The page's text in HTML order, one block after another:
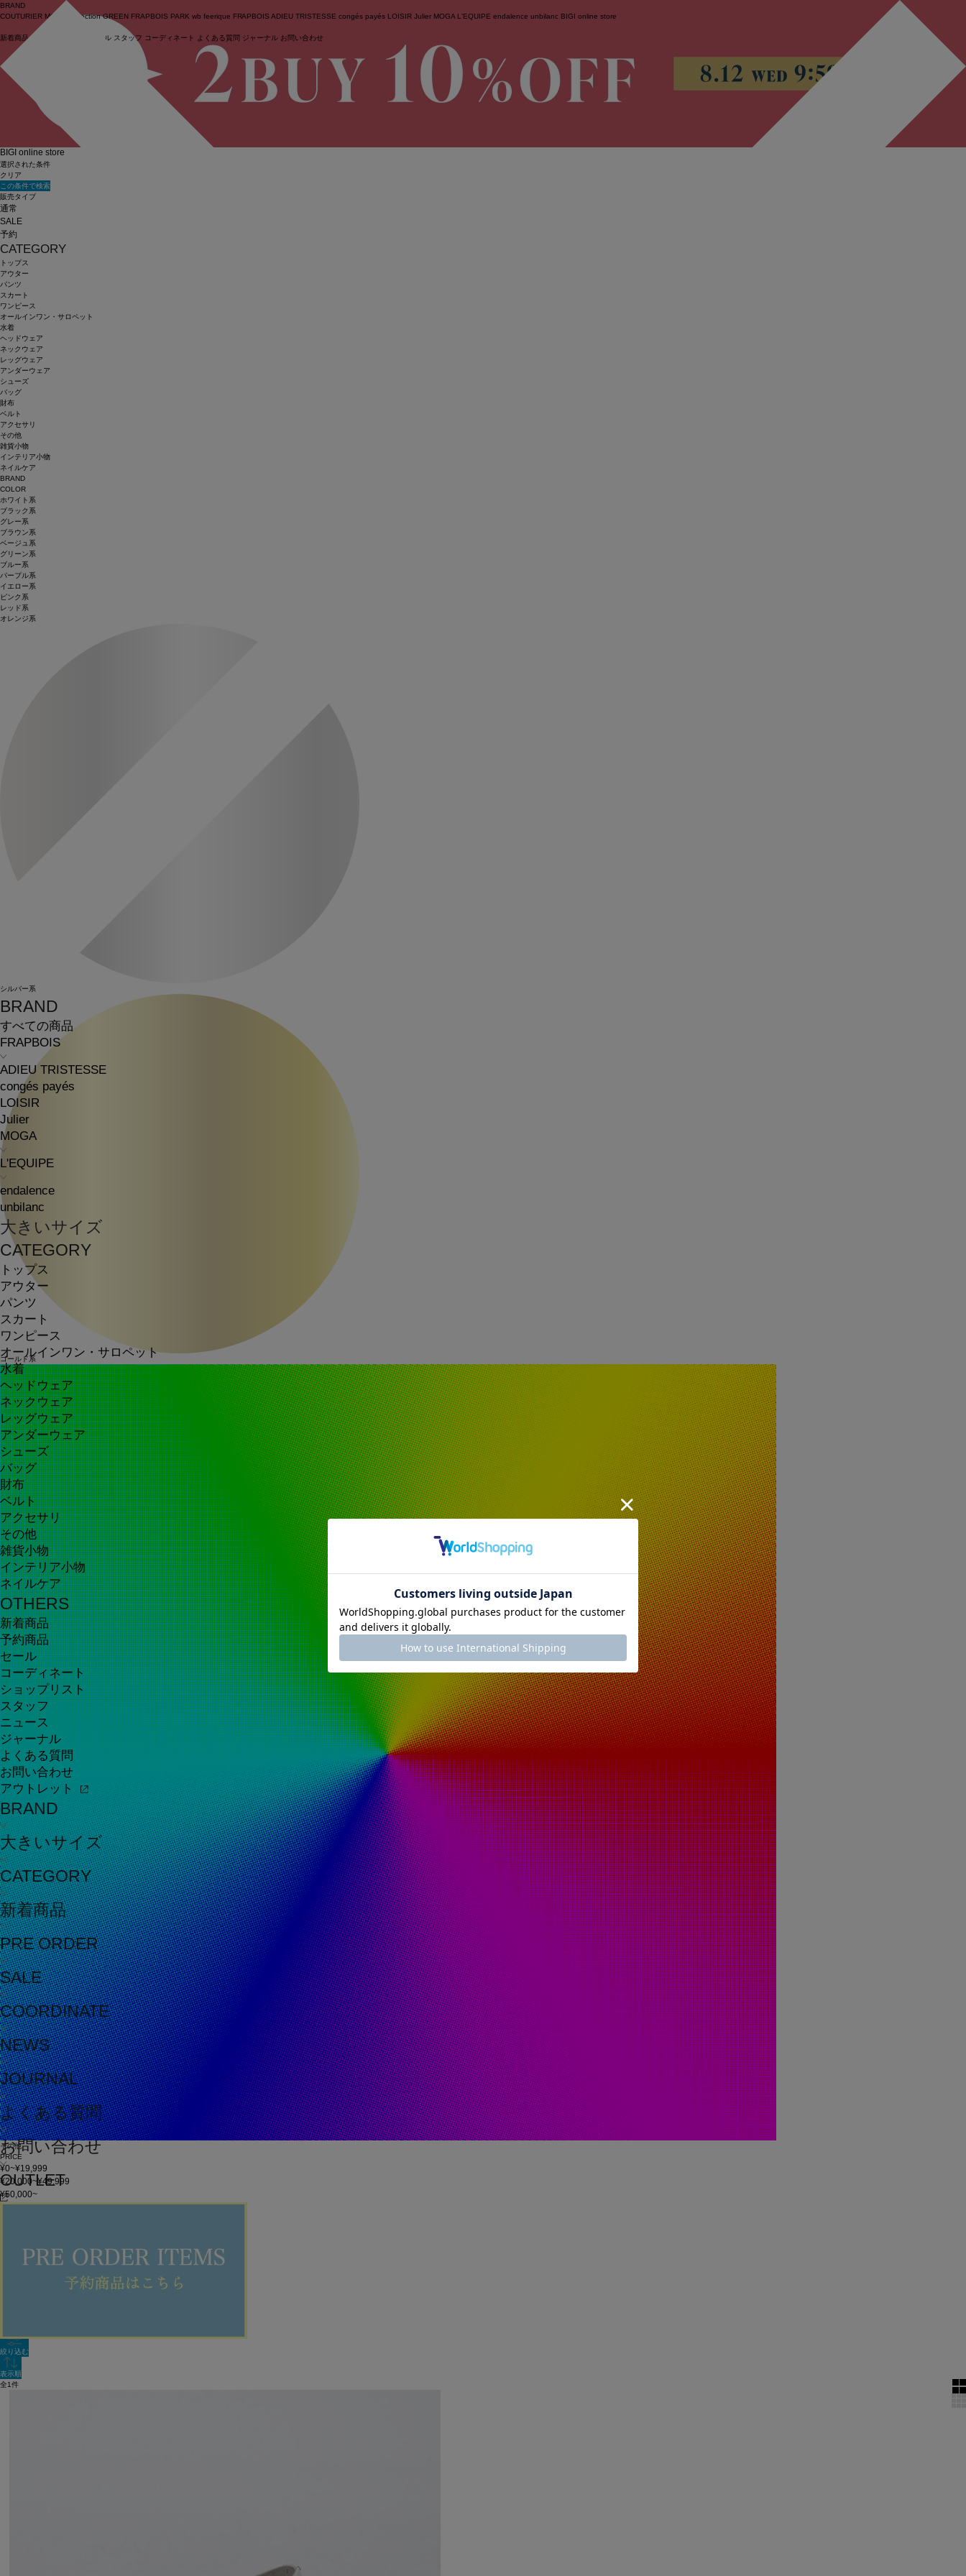
ログイン
BRAND
COUTURIER MOGA Collection GREEN FRAPBOIS PARK wb feerique FRAPBOIS ADIEU TRISTESSE congés payés LOISIR Julier MOGA L'EQUIPE endalence unbilanc BIGI online store
新着商品 (ライブ) セール スタッフ コーディネート よくある質問 ジャーナル お問い合わせ
BRAND
すべての商品
FRAPBOIS
ADIEU TRISTESSE
congés payés
LOISIR
Julier
MOGA
L'EQUIPE
endalence
unbilanc
大きいサイズ
CATEGORY
トップス
アウター
パンツ
スカート
ワンピース
オールインワン・サロペット
水着
ヘッドウェア
ネックウェア
レッグウェア
アンダーウェア
シューズ
バッグ
財布
ベルト
アクセサリ
その他
雑貨小物
インテリア小物
ネイルケア
OTHERS
新着商品
予約商品
セール
コーディネート
ショップリスト
スタッフ
ニュース
ジャーナル
よくある質問
お問い合わせ
アウトレット
BRAND
大きいサイズ
CATEGORY
新着商品
PRE ORDER
SALE
COORDINATE
NEWS
JOURNAL
よくある質問
お問い合わせ
OUTLET
BIGI online store
選択された条件
クリア
この条件で検索
販売タイプ
通常
SALE
予約
CATEGORY
トップス
アウター
パンツ
スカート
ワンピース
オールインワン・サロペット
水着
ヘッドウェア
ネックウェア
レッグウェア
アンダーウェア
シューズ
バッグ
財布
ベルト
アクセサリ
その他
雑貨小物
インテリア小物
ネイルケア
BRAND
COLOR
ホワイト系
ブラック系
グレー系
ブラウン系
ベージュ系
グリーン系
ブルー系
パープル系
イエロー系
ピンク系
レッド系
オレンジ系
シルバー系
ゴールド系
その他
PRICE
¥0~¥19,999
¥20,000~¥49,999
¥50,000~
在庫
新着順
絞り込む
表示順
全1件